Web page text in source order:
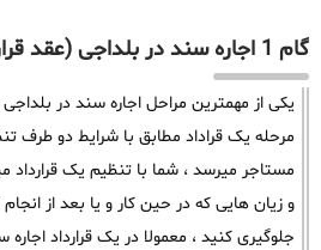
گام 1 اجاره سند در بلداجی (عقد قرارداد)
یکی از مهمترین مراحل اجاره سند در بلداجی
مرحله یک قراداد مطابق با شرایط دو طرف
مستاجر میرسد ، شما با تنظیم یک قرارداد
و زیان هایی که در حین کار و یا بعد از
جلوگیری کنید ، معمولا در یک قرارداد